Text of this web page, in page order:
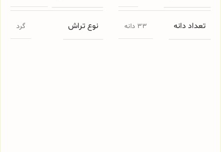
تعداد دانه 33 دانه نوع تراش گرد